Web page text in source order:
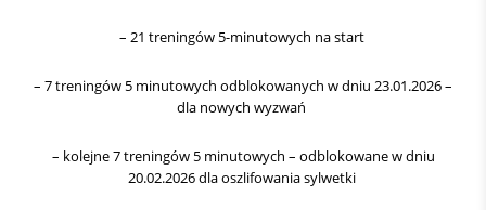
– 21 treningów 5-minutowych na start
– 7 treningów 5 minutowych odblokowanych w dniu 23.01.2026 –
dla nowych wyzwań
– kolejne 7 treningów 5 minutowych – odblokowane w dniu
20.02.2026 dla oszlifowania sylwetki